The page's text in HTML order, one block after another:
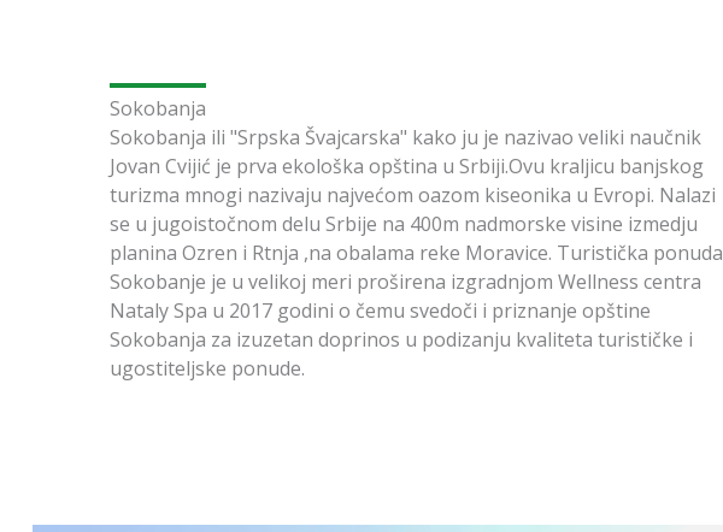
Sokobanja
Sokobanja ili "Srpska Švajcarska" kako ju je nazivao veliki naučnik
Jovan Cvijić je prva ekološka opština u Srbiji.Ovu kraljicu banjskog
turizma mnogi nazivaju najvećom oazom kiseonika u Evropi. Nalazi
se u jugoistočnom delu Srbije na 400m nadmorske visine izmedju
planina Ozren i Rtnja ,na obalama reke Moravice. Turistička ponuda
Sokobanje je u velikoj meri proširena izgradnjom Wellness centra
Nataly Spa u 2017 godini o čemu svedoči i priznanje opštine
Sokobanja za izuzetan doprinos u podizanju kvaliteta turističke i
ugostiteljske ponude.